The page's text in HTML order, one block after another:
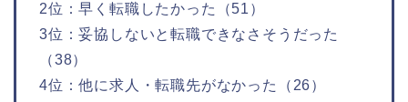
2位：早く転職したかった（51）
3位：妥協しないと転職できなさそうだった
（38）
4位：他に求人・転職先がなかった（26）